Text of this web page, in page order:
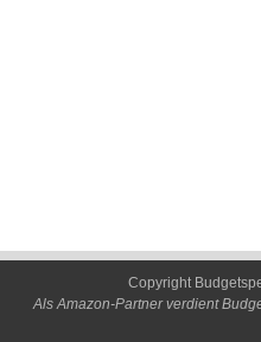
Copyright
Als Amazon-Partner verdient